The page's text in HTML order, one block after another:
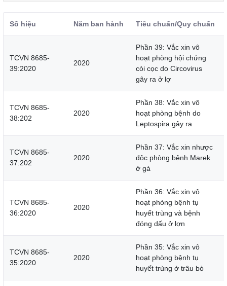
Số hiệu Năm ban hành Tiêu chuẩn/Quy chuẩn
TCVN 8685-
39:2020
2020
Phần 39: Vắc xin vô
hoạt phòng hội chứng
còi cọc do Circovirus
gây ra ở lợ
TCVN 8685-
38:202
2020
Phần 38: Vắc xin vô
hoạt phòng bệnh do
Leptospira gây ra
TCVN 8685-
37:202
2020
Phần 37: Vắc xin nhược
độc phòng bệnh Marek
ở gà
TCVN 8685-
36:2020
2020
Phần 36: Vắc xin vô
hoạt phòng bệnh tụ
huyết trùng và bệnh
đóng dấu ở lợn
TCVN 8685-
35:2020
2020
Phần 35: Vắc xin vô
hoạt phòng bệnh tụ
huyết trùng ở trâu bò